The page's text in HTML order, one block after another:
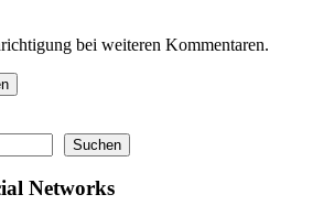
bei weiteren Kommentaren.
Suchen
Networks